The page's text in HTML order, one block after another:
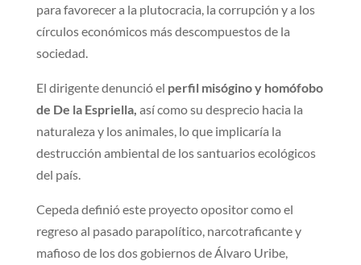
para favorecer a la plutocracia, la corrupción y a los
círculos económicos más descompuestos de la
sociedad.
El dirigente denunció el perfil misógino y homófobo
de De la Espriella, así como su desprecio hacia la
naturaleza y los animales, lo que implicaría la
destrucción ambiental de los santuarios ecológicos
del país.
Cepeda definió este proyecto opositor como el
regreso al pasado parapolítico, narcotraficante y
mafioso de los dos gobiernos de Álvaro Uribe,